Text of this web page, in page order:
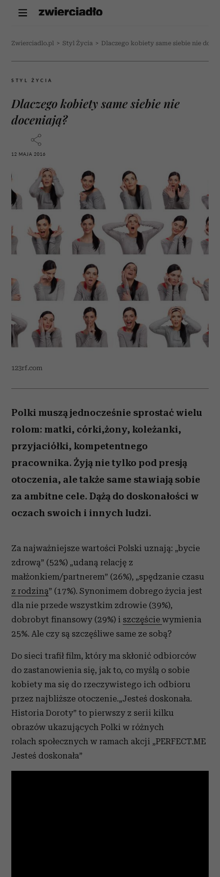
Zwierciadlo.pl > Styl Życia > Dlaczego kobiety same siebie nie
STYL ŻYCIA
Dlaczego kobiety same siebie nie
doceniają?
12 MAJA 2016
123rf.com
Polki muszą jednocześnie sprostać wielu
rolom: matki, córki,żony, koleżanki,
przyjaciółki, kompetentnego
pracownika. Żyją nie tylko pod presją
otoczenia, ale także same stawiają sobie
za ambitne cele. Dążą do doskonałości w
oczach swoich i innych ludzi.
Za najważniejsze wartości Polski uznają: „bycie
zdrową” (52%) „udaną relację z
małżonkiem/partnerem” (26%), „spędzanie czasu
z rodziną” (17%). Synonimem dobrego życia jest
dla nie przede wszystkim zdrowie (39%),
dobrobyt finansowy (29%) i szczęście wymienia
25%. Ale czy są szczęśliwe same ze sobą?
Do sieci trafił film, który ma skłonić odbiorców
do zastanowienia się, jak to, co myślą o sobie
kobiety ma się do rzeczywistego ich odbioru
przez najbliższe otoczenie.„Jesteś doskonała.
Historia Doroty” to pierwszy z serii kilku
obrazów ukazujących Polki w różnych
rolach społecznych w ramach akcji „PERFECT.ME
Jesteś doskonała”